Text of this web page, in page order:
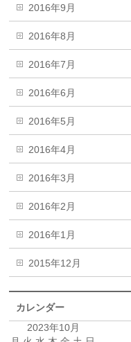
2016年9月
2016年8月
2016年7月
2016年6月
2016年5月
2016年4月
2016年3月
2016年2月
2016年1月
2015年12月
カレンダー
2023年10月